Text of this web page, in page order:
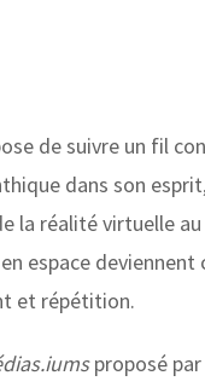
de suivre un fil
dans son
la réalité virtuelle
espace
et répétition.
proposé par